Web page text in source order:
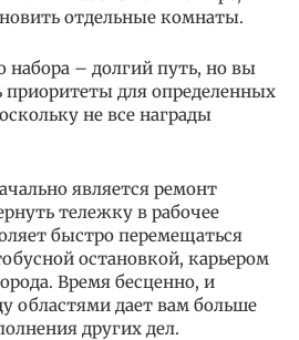
отдельные комнаты.
набора – долгий путь, но вы
приоритеты для определенных
не все награды
является ремонт
тележку в рабочее
быстро перемещаться
остановкой, карьером
Время бесценно, и
областями дает вам больше
других дел.